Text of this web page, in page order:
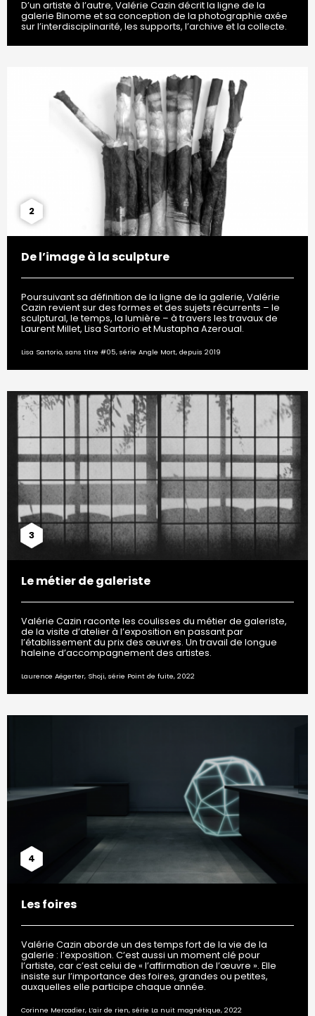
D’un artiste à l’autre, Valérie Cazin décrit la ligne de la
galerie Binome et sa conception de la photographie axée
sur l’interdisciplinarité, les supports, l’archive et la collecte.
2
De l’image à la sculpture
Poursuivant sa définition de la ligne de la galerie, Valérie
Cazin revient sur des formes et des sujets récurrents – le
sculptural, le temps, la lumière – à travers les travaux de
Laurent Millet, Lisa Sartorio et Mustapha Azeroual.
Lisa Sartorio, sans titre #05, série Angle Mort, depuis 2019
3
Le métier de galeriste
Valérie Cazin raconte les coulisses du métier de galeriste,
de la visite d’atelier à l’exposition en passant par
l’établissement du prix des œuvres. Un travail de longue
haleine d’accompagnement des artistes.
Laurence Aëgerter, Shoji, série Point de fuite, 2022
4
Les foires
Valérie Cazin aborde un des temps fort de la vie de la
galerie : l’exposition. C’est aussi un moment clé pour
l’artiste, car c’est celui de « l’affirmation de l’œuvre ». Elle
insiste sur l’importance des foires, grandes ou petites,
auxquelles elle participe chaque année.
Corinne Mercadier, L’air de rien, série La nuit magnétique, 2022